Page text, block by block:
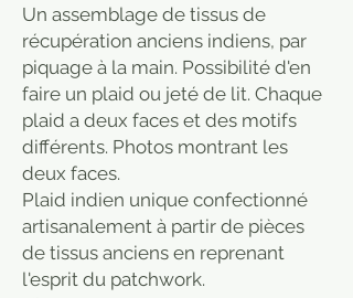
Un assemblage de tissus de
récupération anciens indiens, par
piquage à la main. Possibilité d'en
faire un plaid ou jeté de lit. Chaque
plaid a deux faces et des motifs
différents. Photos montrant les
deux faces.
Plaid indien unique confectionné
artisanalement à partir de pièces
de tissus anciens en reprenant
l'esprit du patchwork.